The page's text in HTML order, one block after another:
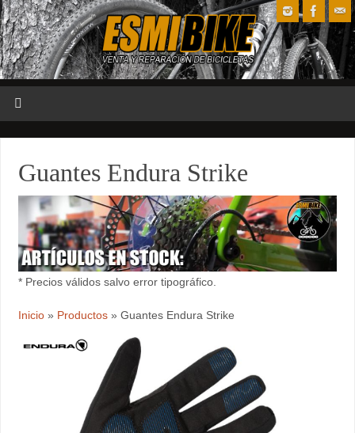
Guantes Endura Strike
* Precios válidos salvo error tipográfico.
Inicio» Productos» Guantes Endura Strike